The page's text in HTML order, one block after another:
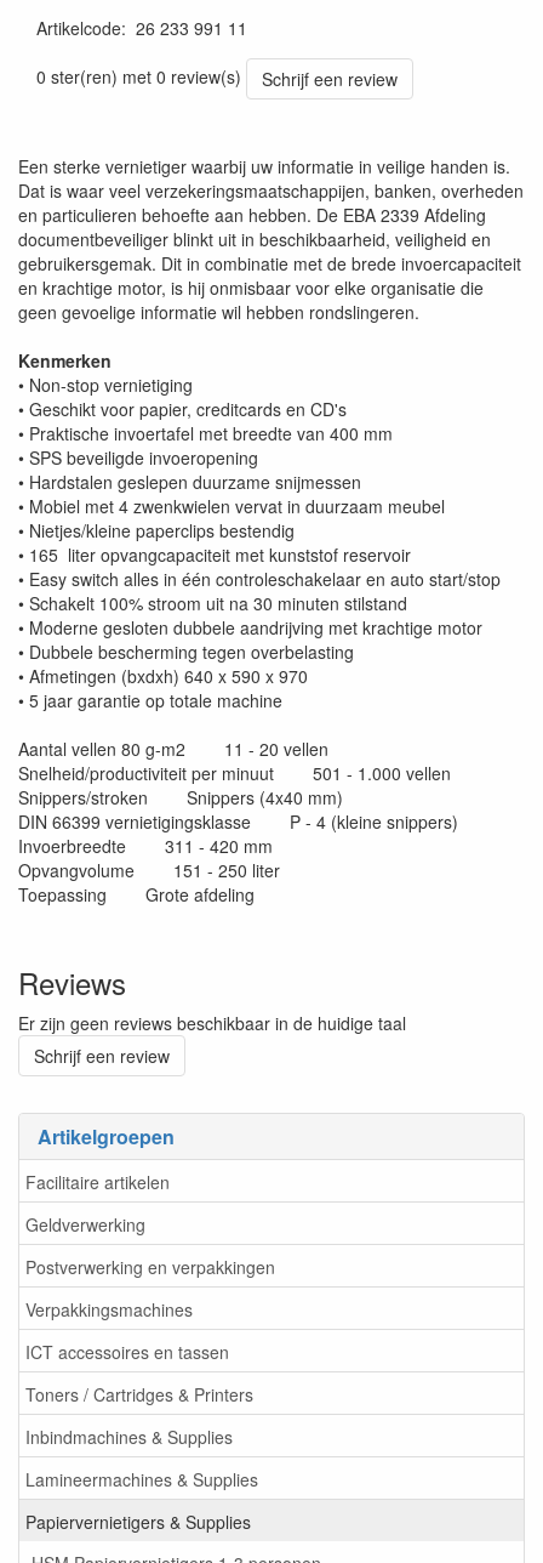
Artikelgroepen
Facilitaire artikelen
Geldverwerking
Postverwerking en verpakkingen
Verpakkingsmachines
ICT accessoires en tassen
Toners / Cartridges & Printers
Inbindmachines & Supplies
Lamineermachines & Supplies
Papiervernietigers & Supplies
Artikelcode: 26 233 991 11
0 ster(ren) met 0 review(s)
Schrijf een review
Een sterke vernietiger waarbij uw informatie in veilige handen is.
Dat is waar veel verzekeringsmaatschappijen, banken, overheden
en particulieren behoefte aan hebben. De EBA 2339 Afdeling
documentbeveiliger blinkt uit in beschikbaarheid, veiligheid en
gebruikersgemak. Dit in combinatie met de brede invoercapaciteit
en krachtige motor, is hij onmisbaar voor elke organisatie die
geen gevoelige informatie wil hebben rondslingeren.
Kenmerken
• Non-stop vernietiging
• Geschikt voor papier, creditcards en CD's
• Praktische invoertafel met breedte van 400 mm
• SPS beveiligde invoeropening
• Hardstalen geslepen duurzame snijmessen
• Mobiel met 4 zwenkwielen vervat in duurzaam meubel
• Nietjes/kleine paperclips bestendig
• 165 liter opvangcapaciteit met kunststof reservoir
• Easy switch alles in één controleschakelaar en auto start/stop
• Schakelt 100% stroom uit na 30 minuten stilstand
• Moderne gesloten dubbele aandrijving met krachtige motor
• Dubbele bescherming tegen overbelasting
• Afmetingen (bxdxh) 640 x 590 x 970
• 5 jaar garantie op totale machine
Aantal vellen 80 g-m2 11 - 20 vellen
Snelheid/productiviteit per minuut 501 - 1.000 vellen
Snippers/stroken Snippers (4x40 mm)
DIN 66399 vernietigingsklasse P - 4 (kleine snippers)
Invoerbreedte 311 - 420 mm
Opvangvolume 151 - 250 liter
Toepassing Grote afdeling
Reviews
Er zijn geen reviews beschikbaar in de huidige taal
Schrijf een review